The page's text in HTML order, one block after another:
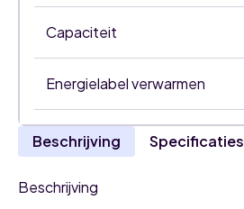
Capaciteit
Energielabel verwarmen
Beschrijving Specificaties
Beschrijving